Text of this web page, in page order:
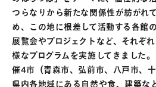
つらなりから新たな関係性が紡がれ
め、この地に根差して活動する各館
展覧会やプロジェクトなど、それぞ
様なプログラムを実施してきました
催4市（青森市、弘前市、八戸市、
県内各地域にある自然や食、建築な